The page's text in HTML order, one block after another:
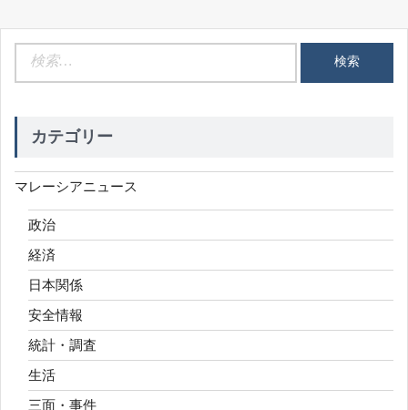
ョ
ン
カテゴリー
マレーシアニュース
政治
経済
日本関係
安全情報
統計・調査
生活
三面・事件